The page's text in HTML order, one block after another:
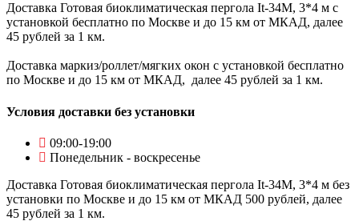
Доставка Готовая биоклиматическая пергола It-34M, 3*4 м с
установкой бесплатно по Москве и до 15 км от МКАД, далее
45 рублей за 1 км.
Доставка маркиз/роллет/мягких окон с установкой бесплатно
по Москве и до 15 км от МКАД, далее 45 рублей за 1 км.
Условия доставки без установки
09:00-19:00
Понедельник - воскресенье
Доставка Готовая биоклиматическая пергола It-34M, 3*4 м без
установки по Москве и до 15 км от МКАД 500 рублей, далее
45 рублей за 1 км.